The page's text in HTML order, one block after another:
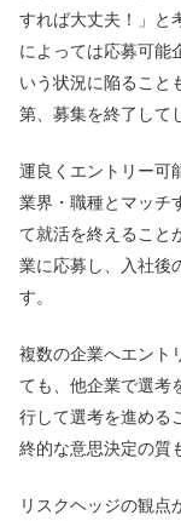
すれば大丈夫！」と
によっては応募可能
いう状況に陥ること
第、募集を終了して
運良くエントリー可
業界・職種とマッチ
て就活を終えること
業に応募し、入社後
す。
複数の企業へエント
ても、他企業で選考
行して選考を進める
終的な意思決定の質
リスクヘッジの観点